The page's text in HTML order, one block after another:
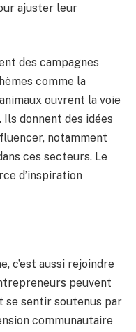
ajuster leur
des campagnes
comme la
ouvrent la voie
. Ils donnent des idées
notamment
ces secteurs. Le
d’inspiration
c’est aussi rejoindre
peuvent
se sentir soutenus par
communautaire